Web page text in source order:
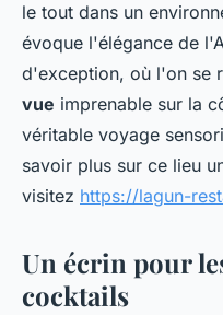
le tout dans un
évoque l'élégance de
d'exception, où l'on se
vue imprenable sur la
véritable voyage
savoir plus sur ce lieu
visitez https://lagun-
Un écrin pour
cocktails